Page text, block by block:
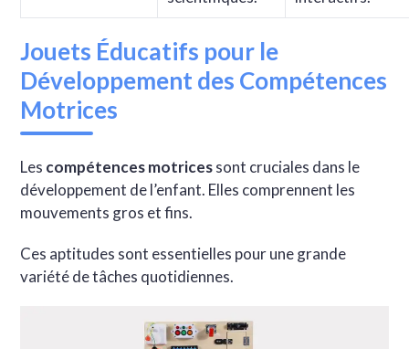
Jouets Éducatifs pour le
Développement des Compétences
Motrices
Les compétences motricessont cruciales dans le
développement de l’enfant. Elles comprennent les
mouvements gros et fins.
Ces aptitudes sont essentielles pour une grande
variété de tâches quotidiennes.